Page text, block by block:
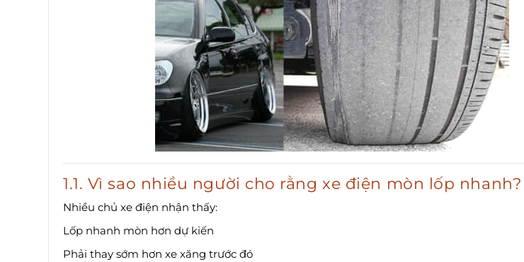
1.1. Vì sao nhiều người cho rằng xe điện mòn lốp nhanh?
Nhiều chủ xe điện nhận thấy:
Lốp nhanh mòn hơn dự kiến
Phải thay sớm hơn xe xăng trước đó